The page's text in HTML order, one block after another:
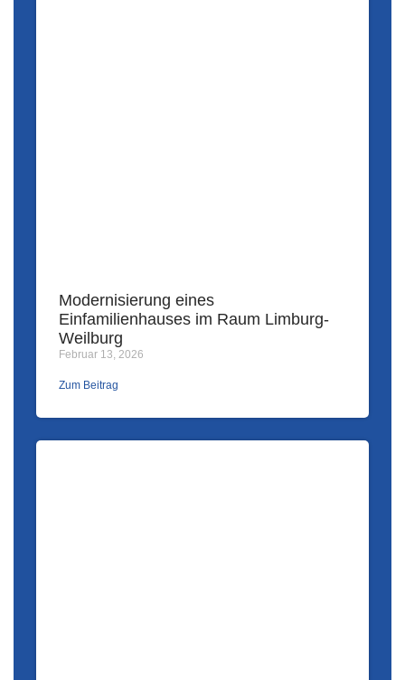
Modernisierung eines
Einfamilienhauses im Raum Limburg-
Weilburg
Februar 13, 2026
Zum Beitrag